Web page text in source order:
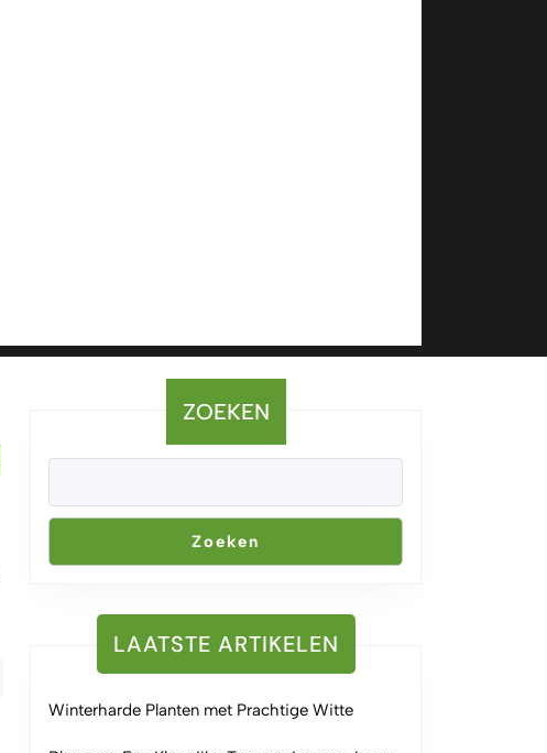
ZOEKEN
Zoeken
LAATSTE ARTIKELEN
Winterharde Planten met Prachtige Witte